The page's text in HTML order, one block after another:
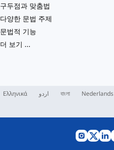
구두점과 맞춤법
다양한 문법 주제
문법적 기능
더 보기 ...
Ελληνικά اردو বাংলা Nederlands